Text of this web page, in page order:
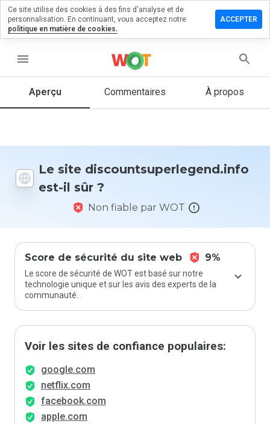
menu
Aperçu Commentaires À propos
Le site discountsuperlegend.info
est-il sûr ?
Non fiable par WOT
Score de sécurité du site web 9%
Le score de sécurité de WOT est basé sur notre
technologie unique et sur les avis des experts de la
communauté.
Voir les sites de confiance populaires:
google.com
netflix.com
facebook.com
apple.com
commentaire
Quelle
donneriez-
Ce site utilise des cookies à des fins d'analyse et de
personnalisation. En continuant, vous acceptez notre
politique en matière de cookies.
ACCEPTER